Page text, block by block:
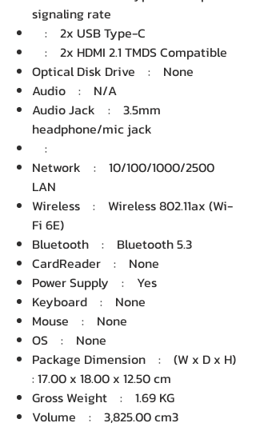
signaling rate
: 2x USB Type-C
: 2x HDMI 2.1 TMDS Compatible
Optical Disk Drive : None
Audio : N/A
Audio Jack : 3.5mm
headphone/mic jack
:
Network : 10/100/1000/2500
LAN
Wireless : Wireless 802.11ax (Wi-
Fi 6E)
Bluetooth : Bluetooth 5.3
CardReader : None
Power Supply : Yes
Keyboard : None
Mouse : None
OS : None
Package Dimension : (W x D x H)
: 17.00 x 18.00 x 12.50 cm
Gross Weight : 1.69 KG
Volume : 3,825.00 cm3